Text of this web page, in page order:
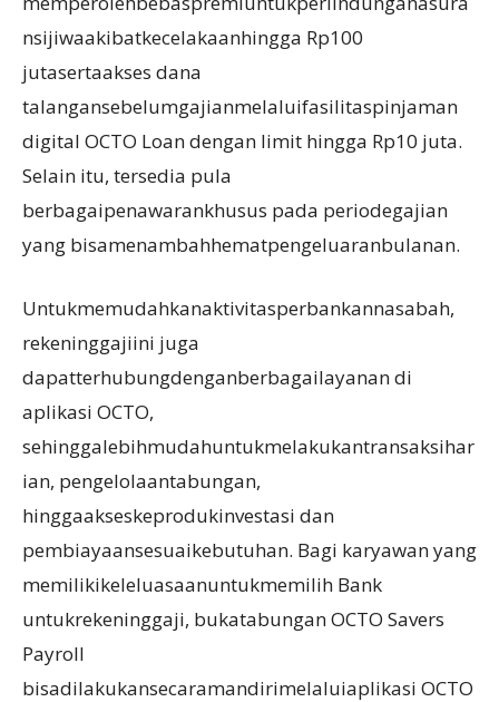
nsijiwaakibatkecelakaanhingga Rp100
jutasertaakses dana
talangansebelumgajianmelaluifasilitaspinjaman
digital OCTO Loan dengan limit hingga Rp10 juta.
Selain itu, tersedia pula
berbagaipenawarankhusus pada periodegajian
yang bisamenambahhematpengeluaranbulanan.
Untukmemudahkanaktivitasperbankannasabah,
rekeninggajiini juga
dapatterhubungdenganberbagailayanan di
aplikasi OCTO,
sehinggalebihmudahuntukmelakukantransaksihar
ian, pengelolaantabungan,
hinggaakseskeprodukinvestasi dan
pembiayaansesuaikebutuhan. Bagi karyawan yang
memilikikeleluasaanuntukmemilih Bank
untukrekeninggaji, bukatabungan OCTO Savers
Payroll
bisadilakukansecaramandirimelaluiaplikasi OCTO